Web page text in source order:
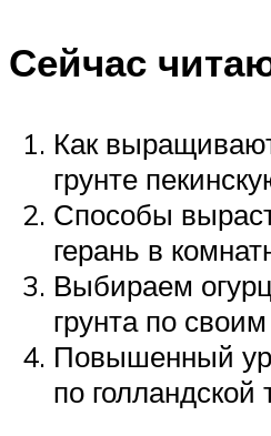
Сейчас
Как
грунте
Способы
герань в
Выбираем
грунта по
Повышенный
по голландской